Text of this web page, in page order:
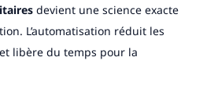
devient une science exacte
L’automatisation réduit les
libère du temps pour la